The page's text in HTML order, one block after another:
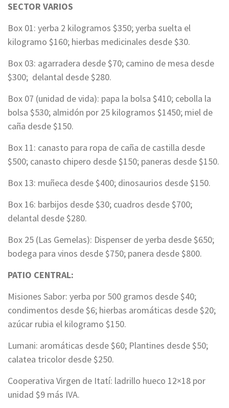
SECTOR VARIOS
Box 01: yerba 2 kilogramos $350; yerba suelta el
kilogramo $160; hierbas medicinales desde $30.
Box 03: agarradera desde $70; camino de mesa desde
$300; delantal desde $280.
Box 07 (unidad de vida): papa la bolsa $410; cebolla la
bolsa $530; almidón por 25 kilogramos $1450; miel de
caña desde $150.
Box 11: canasto para ropa de caña de castilla desde
$500; canasto chipero desde $150; paneras desde $150.
Box 13: muñeca desde $400; dinosaurios desde $150.
Box 16: barbijos desde $30; cuadros desde $700;
delantal desde $280.
Box 25 (Las Gemelas): Dispenser de yerba desde $650;
bodega para vinos desde $750; panera desde $800.
PATIO CENTRAL:
Misiones Sabor: yerba por 500 gramos desde $40;
condimentos desde $6; hierbas aromáticas desde $20;
azúcar rubia el kilogramo $150.
Lumani: aromáticas desde $60; Plantines desde $50;
calatea tricolor desde $250.
Cooperativa Virgen de Itatí: ladrillo hueco 12×18 por
unidad $9 más IVA.